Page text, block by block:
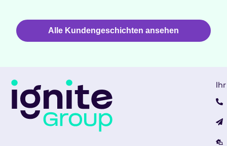
Alle Kundengeschichten ansehen